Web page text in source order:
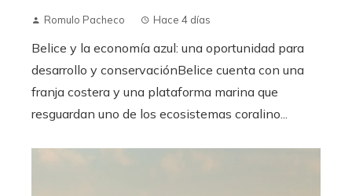
Romulo Pacheco Hace 4 días
Belice y la economía azul: una oportunidad para
desarrollo y conservaciónBelice cuenta con una
franja costera y una plataforma marina que
resguardan uno de los ecosistemas coralino...